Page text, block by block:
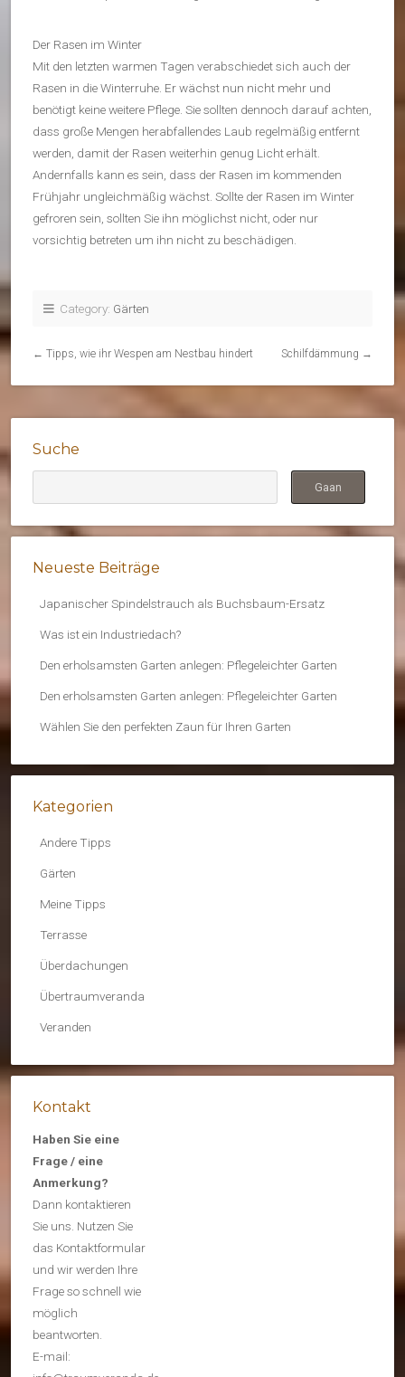
Der Rasen im Winter
Mit den letzten warmen Tagen verabschiedet sich auch der
Rasen in die Winterruhe. Er wächst nun nicht mehr und
benötigt keine weitere Pflege. Sie sollten dennoch darauf achten,
dass große Mengen herabfallendes Laub regelmäßig entfernt
werden, damit der Rasen weiterhin genug Licht erhält.
Andernfalls kann es sein, dass der Rasen im kommenden
Frühjahr ungleichmäßig wächst. Sollte der Rasen im Winter
gefroren sein, sollten Sie ihn möglichst nicht, oder nur
vorsichtig betreten um ihn nicht zu beschädigen.
Category: Gärten
← Tipps, wie ihr Wespen am Nestbau hindert Schilfdämmung →
Suche
Neueste Beiträge
Japanischer Spindelstrauch als Buchsbaum-Ersatz
Was ist ein Industriedach?
Den erholsamsten Garten anlegen: Pflegeleichter Garten
Den erholsamsten Garten anlegen: Pflegeleichter Garten
Wählen Sie den perfekten Zaun für Ihren Garten
Kategorien
Andere Tipps
Gärten
Meine Tipps
Terrasse
Überdachungen
Übertraumveranda
Veranden
Kontakt
Haben Sie eine
Frage / eine
Anmerkung?
Dann kontaktieren
Sie uns. Nutzen Sie
das Kontaktformular
und wir werden Ihre
Frage so schnell wie
möglich
beantworten.
E-mail: